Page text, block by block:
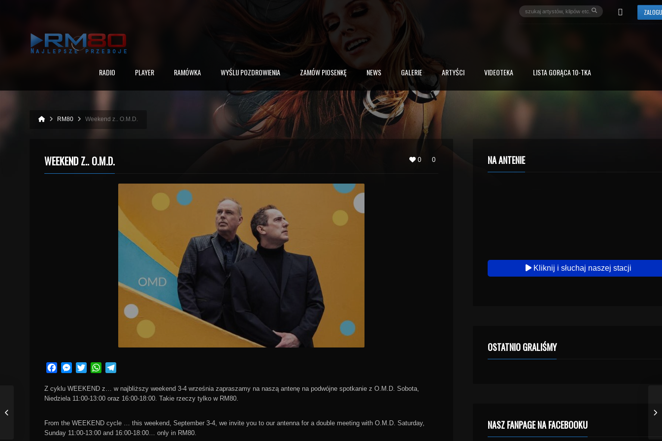
RADIO PLAYER RAMÓWKA WYŚLIJ POZDROWIENIA ZAMÓW PIOSENKĘ NEWS GALERIE ARTYŚCI VIDEOTEKA LISTA GORĄCA 10-TKA
RM80 Weekend z.. O.M.D.
0 0
WEEKEND Z.. O.M.D.
FacebookMessenger
TwitterWhatsApp
Z cyklu WEEKEND z… w najbliższy weekend 3-4 września zapraszamy na naszą antenę na podwójne spotkanie z O.M.D. Sobota,
Niedziela 11:00-13:00 oraz 16:00-18:00. Takie rzeczy tylko w RM80.
From the WEEKEND cycle … this weekend, September 3-4, we invite you to our antenna for a double meeting with O.M.D. Saturday,
Sunday 11:00-13:00 and 16:00-18:00… only in RM80.
NA ANTENIE
Kliknij i słuchaj naszej stacji
OSTATNIO GRALIŚMY
NASZ FANPAGE NA FACEBOOKU